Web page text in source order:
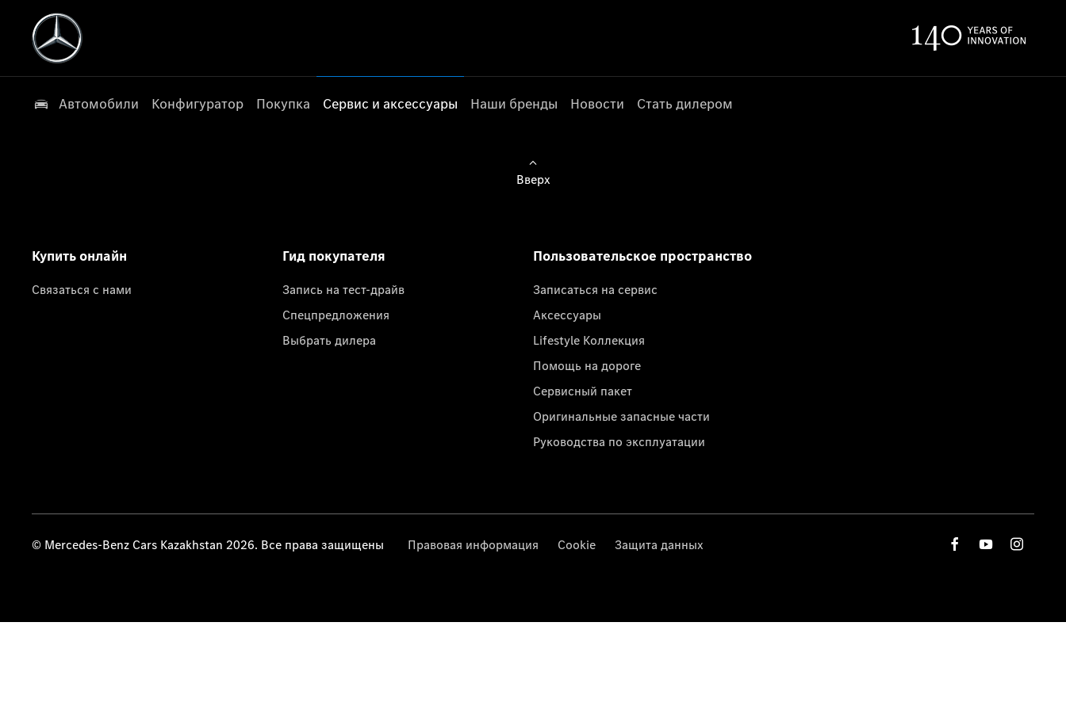
Автомобили Конфигуратор Покупка Сервис и аксессуары Наши бренды Новости Стать дилером
Вверх
Купить онлайн
Связаться с нами
Гид покупателя
Запись на тест-драйв
Спецпредложения
Выбрать дилера
Пользовательское пространство
Записаться на сервис
Аксессуары
Lifestyle Коллекция
Помощь на дороге
Сервисный пакет
Оригинальные запасные части
Руководства по эксплуатации
© Mercedes-Benz Cars Kazakhstan 2026. Все права защищены Правовая информация Cookie Защита данных